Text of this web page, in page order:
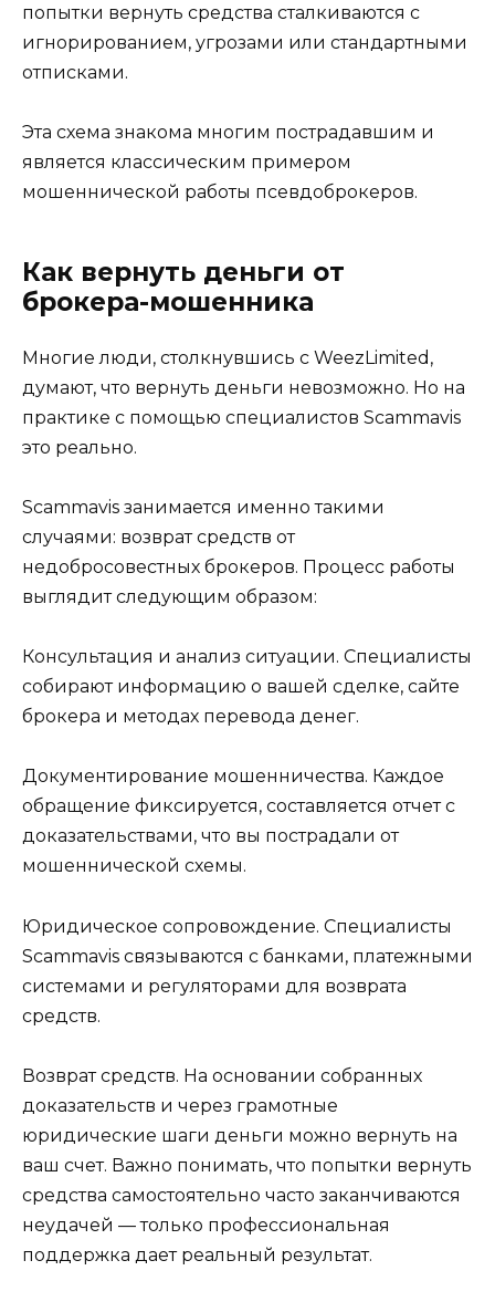
попытки вернуть средства сталкиваются с
игнорированием, угрозами или стандартными
отписками.
Эта схема знакома многим пострадавшим и
является классическим примером
мошеннической работы псевдоброкеров.
Как вернуть деньги от
брокера-мошенника
Многие люди, столкнувшись с WeezLimited,
думают, что вернуть деньги невозможно. Но на
практике с помощью специалистов Scammavis
это реально.
Scammavis занимается именно такими
случаями: возврат средств от
недобросовестных брокеров. Процесс работы
выглядит следующим образом:
Консультация и анализ ситуации. Специалисты
собирают информацию о вашей сделке, сайте
брокера и методах перевода денег.
Документирование мошенничества. Каждое
обращение фиксируется, составляется отчет с
доказательствами, что вы пострадали от
мошеннической схемы.
Юридическое сопровождение. Специалисты
Scammavis связываются с банками, платежными
системами и регуляторами для возврата
средств.
Возврат средств. На основании собранных
доказательств и через грамотные
юридические шаги деньги можно вернуть на
ваш счет. Важно понимать, что попытки вернуть
средства самостоятельно часто заканчиваются
неудачей — только профессиональная
поддержка дает реальный результат.